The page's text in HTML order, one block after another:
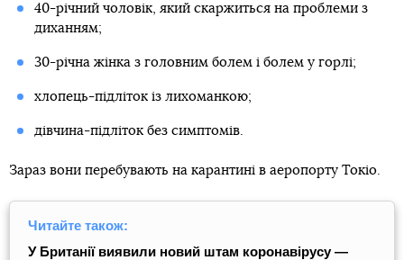
40-річний чоловік, який скаржиться на проблеми з
диханням;
30-річна жінка з головним болем і болем у горлі;
хлопець-підліток із лихоманкою;
дівчина-підліток без симптомів.
Зараз вони перебувають на карантині в аеропорту Токіо.
Читайте також:
У Британії виявили новий штам коронавірусу —